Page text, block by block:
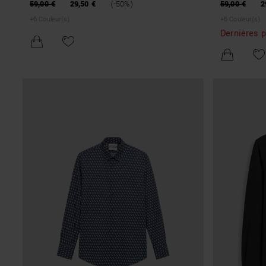
EASY IRON COTTON
59,00 € 29,50 € (-50%)
+ 6 Couleur(s)
EASY IRON
59,00 €
+ 6 Couleur(s)
Dernières